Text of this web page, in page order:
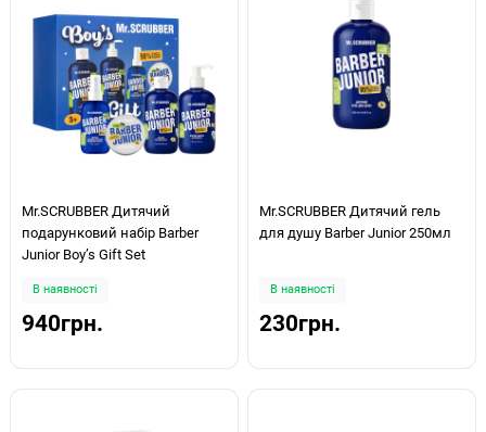
Mr.SCRUBBER Дитячий
подарунковий набір Barber
Junior Boy’s Gift Set
В наявності
940грн.
Mr.SCRUBBER Дитячий гель
для душу Barber Junior 250мл
В наявності
230грн.